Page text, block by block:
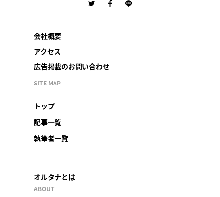
会社概要
アクセス
広告掲載のお問い合わせ
SITE MAP
トップ
記事一覧
執筆者一覧
オルタナとは
ABOUT